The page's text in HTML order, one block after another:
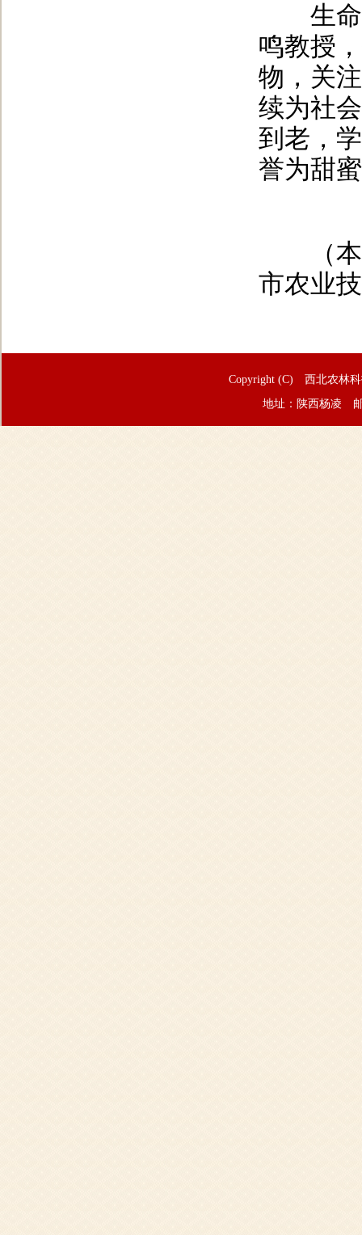
生命
鸣教授
物，关
续为社
到老，
誉为甜
（本文
市农业
Copyright (C) 西北农林
地址：陕西杨凌